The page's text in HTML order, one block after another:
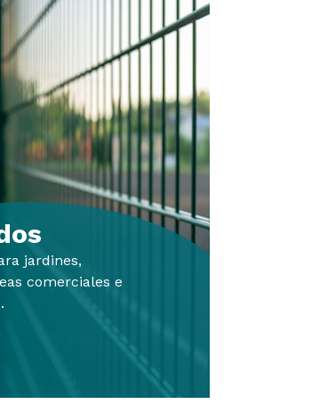
jardines,
comerciales e